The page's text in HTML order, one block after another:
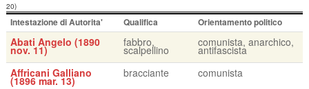
20)
Intestazione di Autorita' Qualifica Orientamento politico
Abati Angelo (1890
nov. 11)
fabbro,
scalpellino
comunista, anarchico,
antifascista
Affricani Galliano
(1896 mar. 13)
bracciante comunista